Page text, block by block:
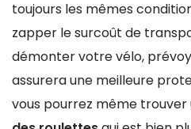
toujours les mêmes
zapper le surcoût de
démonter votre vélo,
assurera une meilleure
vous pourrez même trouver